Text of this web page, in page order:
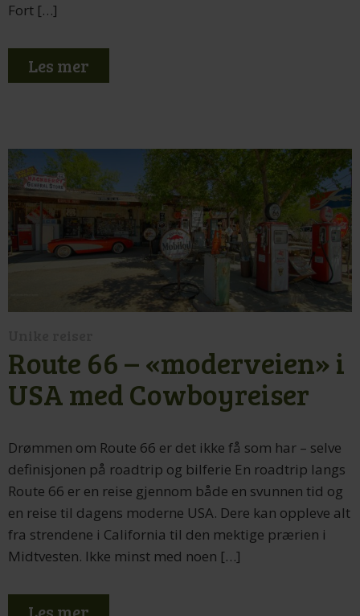
Fort […]
Les mer
Route 66 – «moderveien» i
USA med Cowboyreiser
Drømmen om Route 66 er det ikke få som har – selve
definisjonen på roadtrip og bilferie En roadtrip langs
Route 66 er en reise gjennom både en svunnen tid og
en reise til dagens moderne USA. Dere kan oppleve alt
fra strendene i California til den mektige prærien i
Midtvesten. Ikke minst med noen […]